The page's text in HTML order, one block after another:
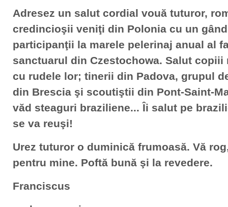
Adresez un salut cordial vouă tuturor,
credincioşii veniţi din Polonia cu un
participanţii la marele pelerinaj anual al
sanctuarul din Czestochowa. Salut
cu rudele lor; tinerii din Padova, grupul
din Brescia şi scoutiştii din Pont-Saint-
văd steaguri braziliene... Îi salut pe
se va reuşi!
Urez tuturor o duminică frumoasă. Vă
pentru mine. Poftă bună şi la revedere.
Franciscus